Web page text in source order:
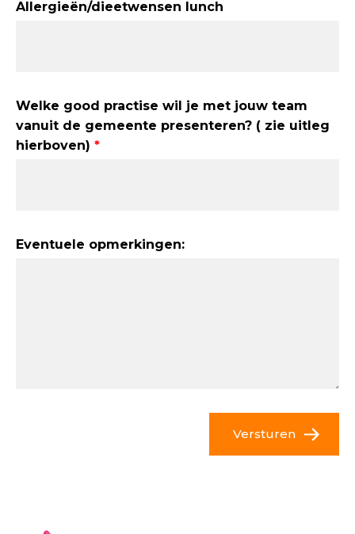
Allergieën/dieetwensen lunch
Welke good practise wil je met jouw team
vanuit de gemeente presenteren? ( zie uitleg
hierboven)
Eventuele opmerkingen:
Versturen